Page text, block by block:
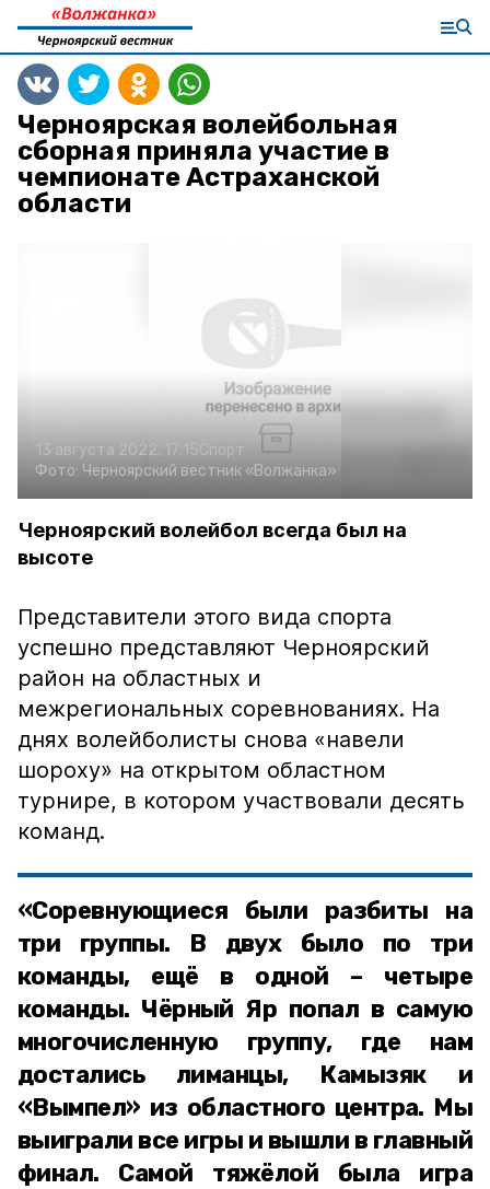
Черноярская волейбольная
сборная приняла участие в
чемпионате Астраханской
области
13 августа 2022, 17:15Спорт
Фото: Черноярский вестник «Волжанка»
Черноярский волейбол всегда был на
высоте
Представители этого вида спорта
успешно представляют Черноярский
район на областных и
межрегиональных соревнованиях. На
днях волейболисты снова «навели
шороху» на открытом областном
турнире, в котором участвовали десять
команд.
«Соревнующиеся были разбиты на
три группы. В двух было по три
команды, ещё в одной – четыре
команды. Чёрный Яр попал в самую
многочисленную группу, где нам
достались лиманцы, Камызяк и
«Вымпел» из областного центра. Мы
выиграли все игры и вышли в главный
финал. Самой тяжёлой была игра